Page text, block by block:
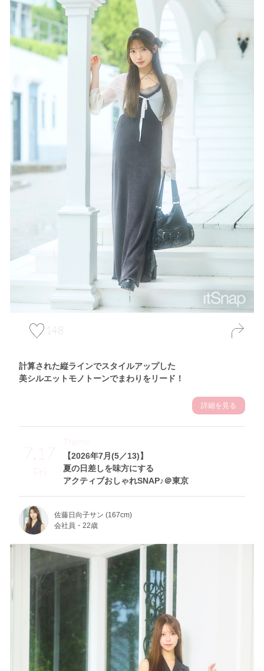
148
計算された縦ラインでスタイルアップした
美シルエットモノトーンでまわりをリード！
詳細を見る
7.17
Fri
【2026年7月(5／13)】
夏の日差しを味方にする
アクティブおしゃれSNAP♪＠東京
Theme
佐藤日向子サン (167cm)
会社員・22歳